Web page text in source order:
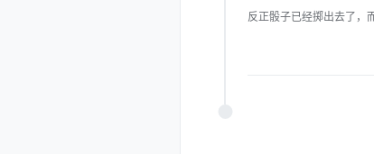
反正骰子已经掷出去了，